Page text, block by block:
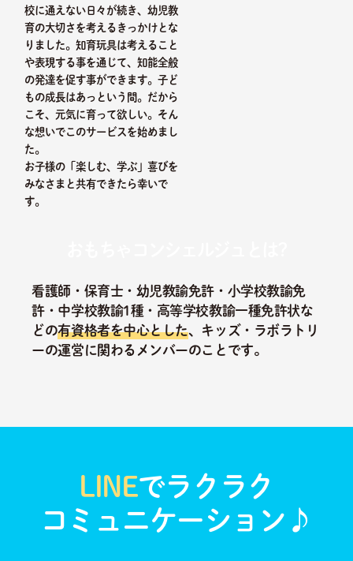
校に通えない日々が続き、幼児教
育の大切さを考えるきっかけとな
りました。知育玩具は考えること
や表現する事を通じて、知能全般
の発達を促す事ができます。子ど
もの成長はあっという間。だから
こそ、元気に育って欲しい。そん
な想いでこのサービスを始めまし
た。
お子様の「楽しむ、学ぶ」喜びを
みなさまと共有できたら幸いで
す。
看護師・保育士・幼児教諭免許・小学校教諭免
許・中学校教諭1種・高等学校教諭一種免許状な
どの有資格者を中心とした、キッズ・ラボラトリ
ーの運営に関わるメンバーのことです。
LINEでラクラク
コミュニケーション♪